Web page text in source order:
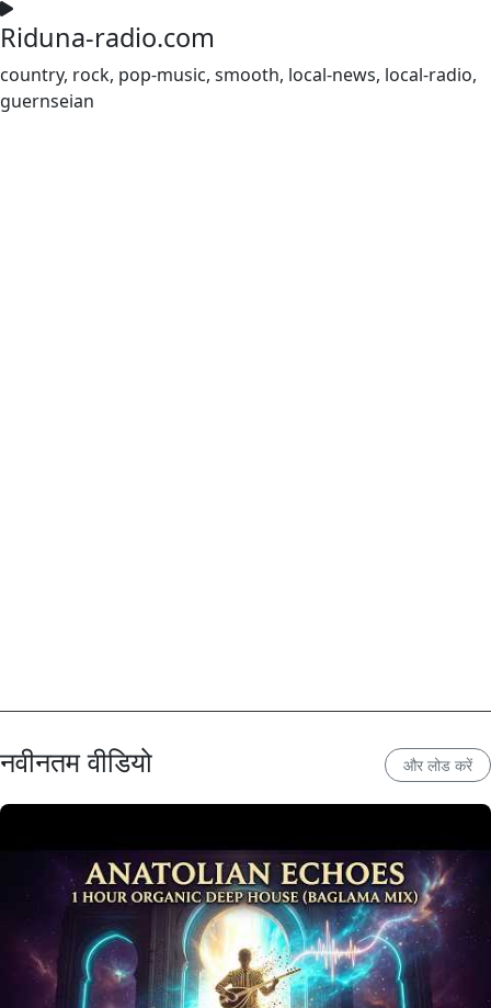
Riduna-radio.com
country, rock, pop-music, smooth, local-news, local-radio,
guernseian
नवीनतम वीडियो और लोड करें